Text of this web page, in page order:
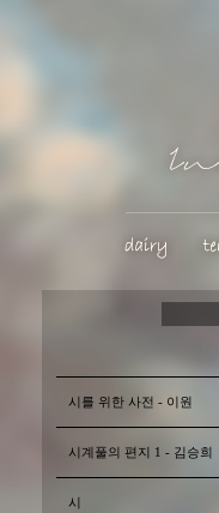
시를 위한 사전 - 이원
시계풀의 편지 1 - 김승희
시